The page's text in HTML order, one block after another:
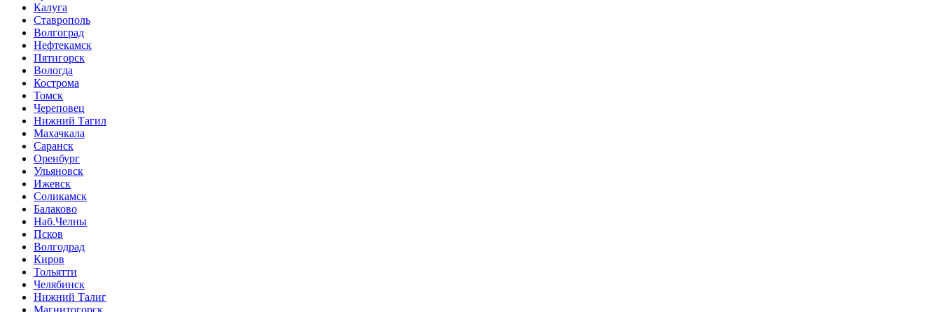
Калуга
Ставрополь
Волгоград
Нефтекамск
Пятигорск
Вологда
Кострома
Томск
Череповец
Нижний Тагил
Махачкала
Саранск
Оренбург
Ульяновск
Ижевск
Соликамск
Балаково
Наб.Челны
Псков
Волгодрад
Киров
Тольятти
Челябинск
Нижний Талиг
Магнитогорск